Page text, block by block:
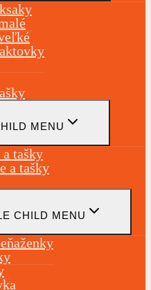
MENU
tašky
a tašky
CHILD MENU